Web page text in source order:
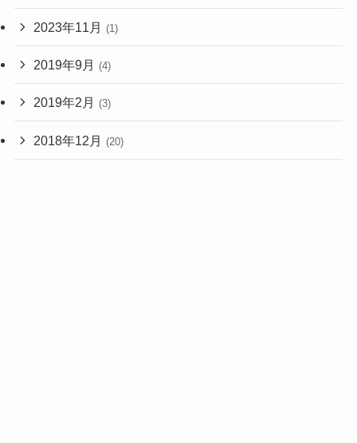
2023年11月 (1)
2019年9月 (4)
2019年2月 (3)
2018年12月 (20)